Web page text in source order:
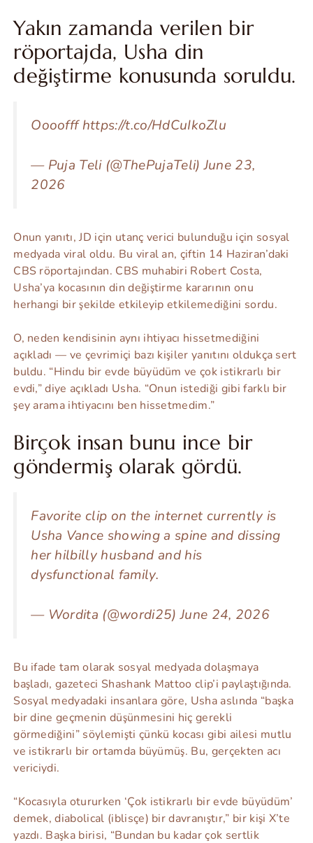
Yakın zamanda verilen bir
röportajda, Usha din
değiştirme konusunda soruldu.
Oooofff https://t.co/HdCuIkoZlu
— Puja Teli (@ThePujaTeli) June 23,
2026
Onun yanıtı, JD için utanç verici bulunduğu için sosyal
medyada viral oldu. Bu viral an, çiftin 14 Haziran’daki
CBS röportajından. CBS muhabiri Robert Costa,
Usha’ya kocasının din değiştirme kararının onu
herhangi bir şekilde etkileyip etkilemediğini sordu.
O, neden kendisinin aynı ihtiyacı hissetmediğini
açıkladı — ve çevrimiçi bazı kişiler yanıtını oldukça sert
buldu. “Hindu bir evde büyüdüm ve çok istikrarlı bir
evdi,” diye açıkladı Usha. “Onun istediği gibi farklı bir
şey arama ihtiyacını ben hissetmedim.”
Birçok insan bunu ince bir
göndermiş olarak gördü.
Favorite clip on the internet currently is
Usha Vance showing a spine and dissing
her hilbilly husband and his
dysfunctional family.
— Wordita (@wordi25) June 24, 2026
Bu ifade tam olarak sosyal medyada dolaşmaya
başladı, gazeteci Shashank Mattoo clip’i paylaştığında.
Sosyal medyadaki insanlara göre, Usha aslında “başka
bir dine geçmenin düşünmesini hiç gerekli
görmediğini” söylemişti çünkü kocası gibi ailesi mutlu
ve istikrarlı bir ortamda büyümüş. Bu, gerçekten acı
vericiydi.
“Kocasıyla otururken ‘Çok istikrarlı bir evde büyüdüm’
demek, diabolical (iblisçe) bir davranıştır,” bir kişi X’te
yazdı. Başka birisi, “Bundan bu kadar çok sertlik